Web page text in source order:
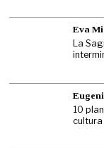
Eva
La
10
cultura